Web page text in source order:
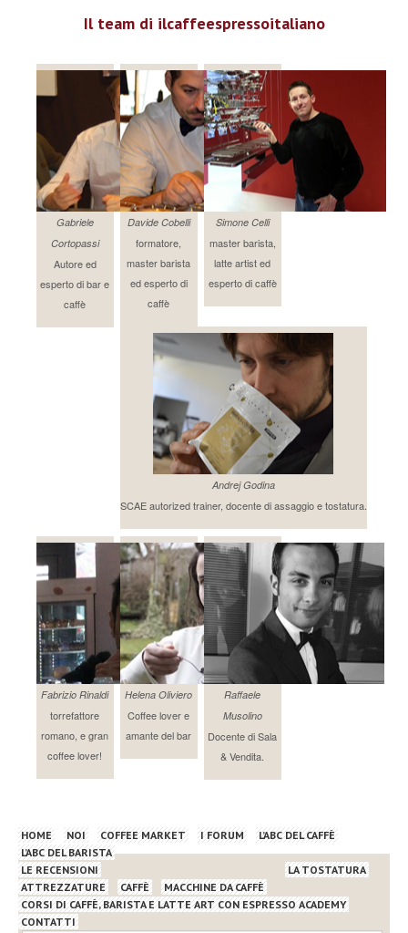
Il team di ilcaffeespressoitaliano
Gabriele
Cortopassi
Autore ed
esperto di bar e
caffè
Davide Cobelli
formatore,
master barista
ed esperto di
caffè
Simone Celli
master barista,
latte artist ed
esperto di caffè
Andrej Godina
SCAE autorized trainer, docente di assaggio e tostatura.
Fabrizio Rinaldi
torrefattore
romano, e gran
coffee lover!
Helena Oliviero
Coffee lover e
amante del bar
Raffaele
Musolino
Docente di Sala
& Vendita.
HOME NOI COFFEE MARKET I FORUM
L’ABC DEL CAFFÈ
L’ABC DEL BARISTA
LE RECENSIONI
ATTREZZATURE
CAFFÈ MACCHINE DA CAFFÈ
LA TOSTATURA
CORSI DI CAFFÈ, BARISTA E LATTE ART CON ESPRESSO ACADEMY
CONTATTI